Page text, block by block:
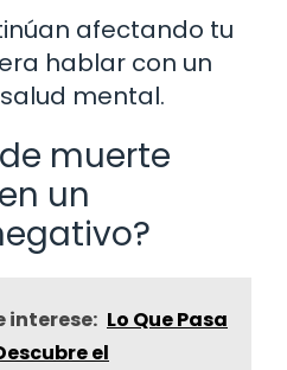
afectando tu
hablar con un
mental.
muerte
un
interese: Lo Que Pasa
el